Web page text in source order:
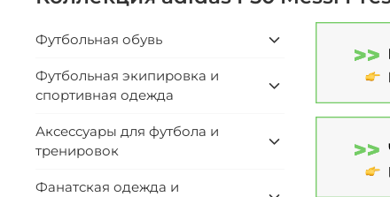
Футбольная обувь
Футбольная экипировка и
спортивная одежда
Аксессуары для футбола и
тренировок
Фанатская одежда и